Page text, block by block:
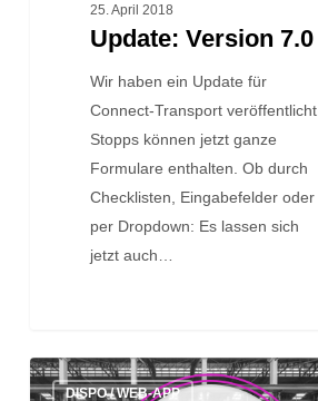
25. April 2018
Update: Version 7.0
Wir haben ein Update für
Connect-Transport veröffentlicht.
Stopps können jetzt ganze
Formulare enthalten. Ob durch
Checklisten, Eingabefelder oder
per Dropdown: Es lassen sich
jetzt auch…
Update:
DISPO / WEB-APP